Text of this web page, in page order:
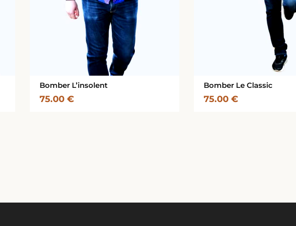
Bomber L’insolent
75.00 €
Bomber Le Classic
75.00 €